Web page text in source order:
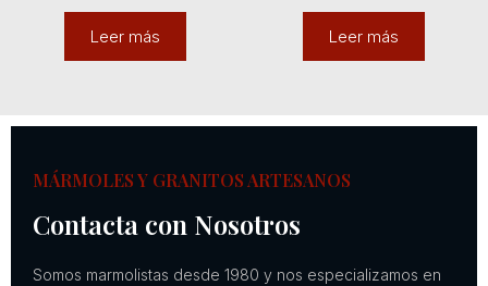
Leer más Leer más
MÁRMOLES Y GRANITOS ARTESANOS
Contacta con Nosotros
Somos marmolistas desde 1980 y nos especializamos en